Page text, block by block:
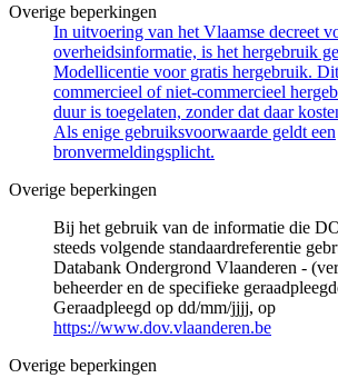
Overige beperkingen
In uitvoering van het Vlaamse decreet
overheidsinformatie, is het hergebruik
Modellicentie voor gratis hergebruik.
commercieel of niet-commercieel
duur is toegelaten, zonder dat daar
Als enige gebruiksvoorwaarde geldt een
bronvermeldingsplicht.
Overige beperkingen
Bij het gebruik van de informatie die
steeds volgende standaardreferentie
Databank Ondergrond Vlaanderen -
beheerder en de specifieke
Geraadpleegd op dd/mm/jjjj, op
https://www.dov.vlaanderen.be
Overige beperkingen